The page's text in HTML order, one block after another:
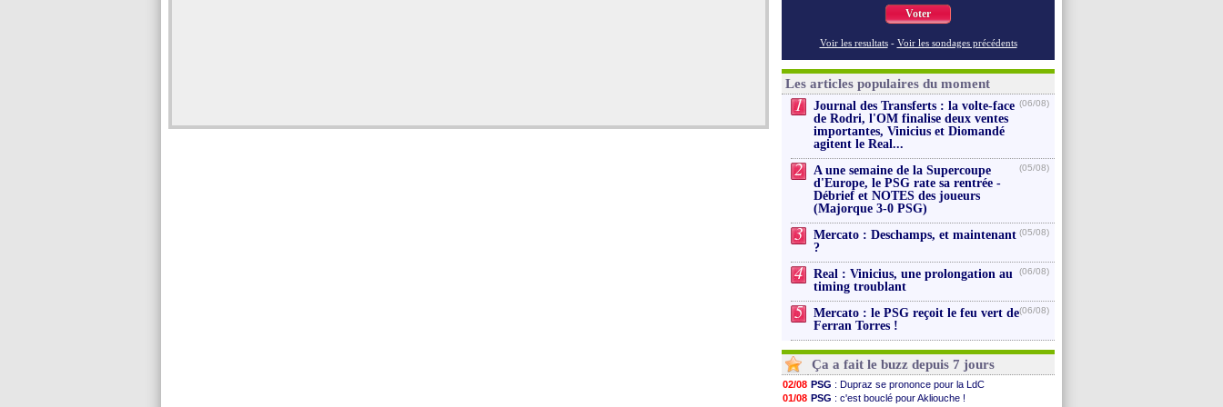
Voter
Voir les resultats - Voir les sondages précédents
Les articles populaires du moment
1
Journal des Transferts : la volte-face
de Rodri, l'OM finalise deux ventes
importantes, Vinicius et Diomandé
agitent le Real...
(06/08)
2
A une semaine de la Supercoupe
d'Europe, le PSG rate sa rentrée -
Débrief et NOTES des joueurs
(Majorque 3-0 PSG)
(05/08)
3
Mercato : Deschamps, et maintenant
?
(05/08)
4
Real : Vinicius, une prolongation au
timing troublant
(06/08)
5
Mercato : le PSG reçoit le feu vert de
Ferran Torres !
(06/08)
Ça a fait le buzz depuis 7 jours
02/08 PSG : Dupraz se prononce pour la LdC
01/08 PSG : c'est bouclé pour Akliouche !